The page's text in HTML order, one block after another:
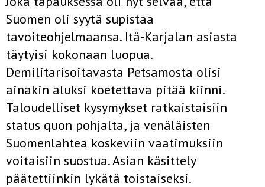
Suomen oli syytä supistaa
tavoiteohjelmaansa. Itä-Karjalan asiasta
täytyisi kokonaan luopua.
Demilitarisoitavasta Petsamosta olisi
ainakin aluksi koetettava pitää kiinni.
Taloudelliset kysymykset ratkaistaisiin
status quon pohjalta, ja venäläisten
Suomenlahtea koskeviin vaatimuksiin
voitaisiin suostua. Asian käsittely
päätettiinkin lykätä toistaiseksi.